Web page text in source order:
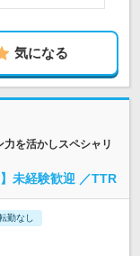
気になる
を活かしスペシャリ
未経験歓迎 ／TTR
勤なし